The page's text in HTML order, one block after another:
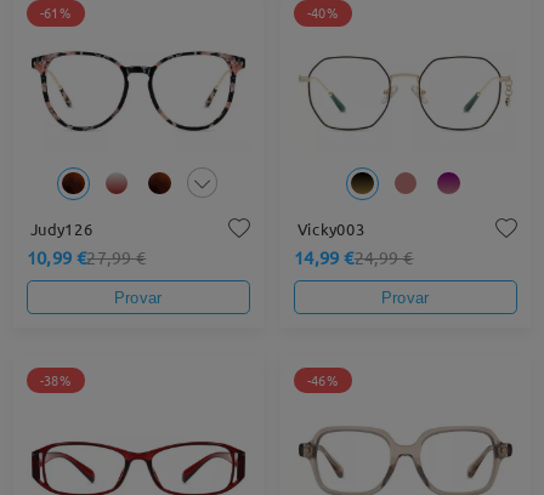
-61%
Judy126
10,99 €27,99 €
Provar
-40%
Vicky003
14,99 €24,99 €
Provar
-38% -46%